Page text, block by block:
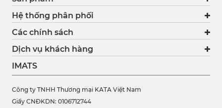
Hệ thống phân phối
Các chính sách
Dịch vụ khách hàng
IMATS
Công ty TNHH Thương mại KATA Việt Nam
Giấy CNĐKDN: 0106712744